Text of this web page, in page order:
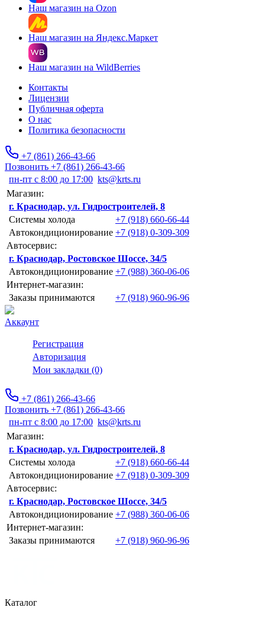
Наш магазин на Ozon
Наш магазин на Яндекс.Маркет
Наш магазин на WildBerries
Контакты
Лицензии
Публичная оферта
О нас
Политика безопасности
+7 (861) 266-43-66
Позвонить +7 (861) 266-43-66
пн-пт с 8:00 до 17:00 kts@krts.ru
Магазин:
г. Краснодар, ул. Гидростроителей, 8
Системы холода
+7 (918) 660-66-44
Автокондиционирование +7 (918) 0-309-309
Автосервис:
г. Краснодар, Ростовское Шоссе, 34/5
Автокондиционирование +7 (988) 360-06-06
Интернет-магазин:
Заказы принимаются
+7 (918) 960-96-96
Аккаунт
Регистрация
Авторизация
Мои закладки (0)
+7 (861) 266-43-66
Позвонить +7 (861) 266-43-66
пн-пт с 8:00 до 17:00 kts@krts.ru
Магазин:
г. Краснодар, ул. Гидростроителей, 8
Системы холода
+7 (918) 660-66-44
Автокондиционирование +7 (918) 0-309-309
Автосервис:
г. Краснодар, Ростовское Шоссе, 34/5
Автокондиционирование +7 (988) 360-06-06
Интернет-магазин:
Заказы принимаются
+7 (918) 960-96-96
Каталог